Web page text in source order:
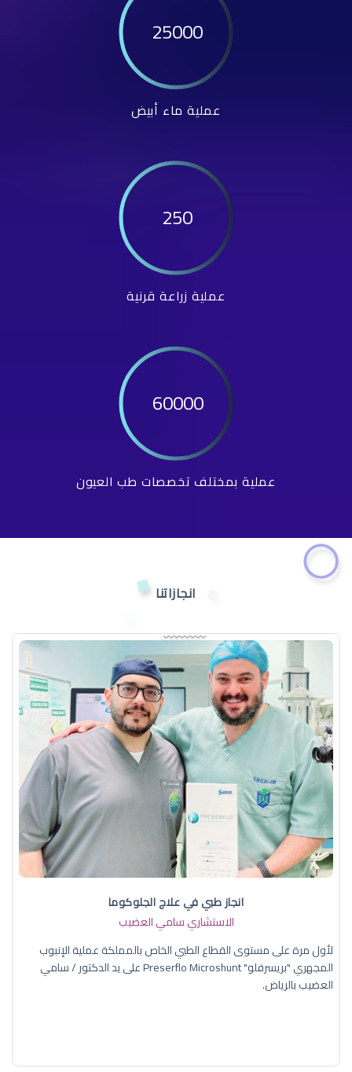
25000
عملية ماء أبيض
250
عملية زراعة قرنية
60000
عملية بمختلف تخصصات طب العيون
انجازاتنا
انجاز طبي في علاج الجلوكوما
الاستشاري سامي العضيب
لأول مرة على مستوى القطاع الطبي الخاص بالمملكة عملية الإنبوب
المجهري "بريسرفلو" Preserflo Microshunt على يد الدكتور / سامي
العضيب بالرياض.